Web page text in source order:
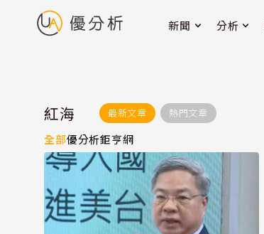
新聞 分析
紅海 最新文章 熱門文章
全部優分析鉅亨網